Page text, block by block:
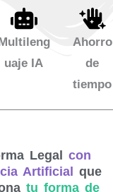
uaje IA
Ahorro
de
tiempo
Legal con
Artificial
que
tu forma de